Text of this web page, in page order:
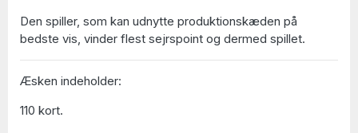
Den spiller, som kan udnytte produktionskæden på
bedste vis, vinder flest sejrspoint og dermed spillet.
Æsken indeholder:
110 kort.